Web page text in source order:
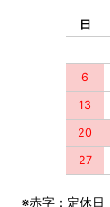
日
6
13
20
27
※赤字：定休日